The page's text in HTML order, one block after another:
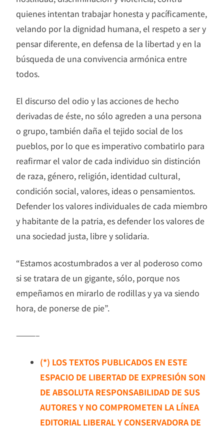
quienes intentan trabajar honesta y pacíficamente,
velando por la dignidad humana, el respeto a ser y
pensar diferente, en defensa de la libertad y en la
búsqueda de una convivencia armónica entre
todos.
El discurso del odio y las acciones de hecho
derivadas de éste, no sólo agreden a una persona
o grupo, también daña el tejido social de los
pueblos, por lo que es imperativo combatirlo para
reafirmar el valor de cada individuo sin distinción
de raza, género, religión, identidad cultural,
condición social, valores, ideas o pensamientos.
Defender los valores individuales de cada miembro
y habitante de la patria, es defender los valores de
una sociedad justa, libre y solidaria.
“Estamos acostumbrados a ver al poderoso como
si se tratara de un gigante, sólo, porque nos
empeñamos en mirarlo de rodillas y ya va siendo
hora, de ponerse de pie”.
———–
(*) LOS TEXTOS PUBLICADOS EN ESTE
ESPACIO DE LIBERTAD DE EXPRESIÓN SON
DE ABSOLUTA RESPONSABILIDAD DE SUS
AUTORES Y NO COMPROMETEN LA LÍNEA
EDITORIAL LIBERAL Y CONSERVADORA DE